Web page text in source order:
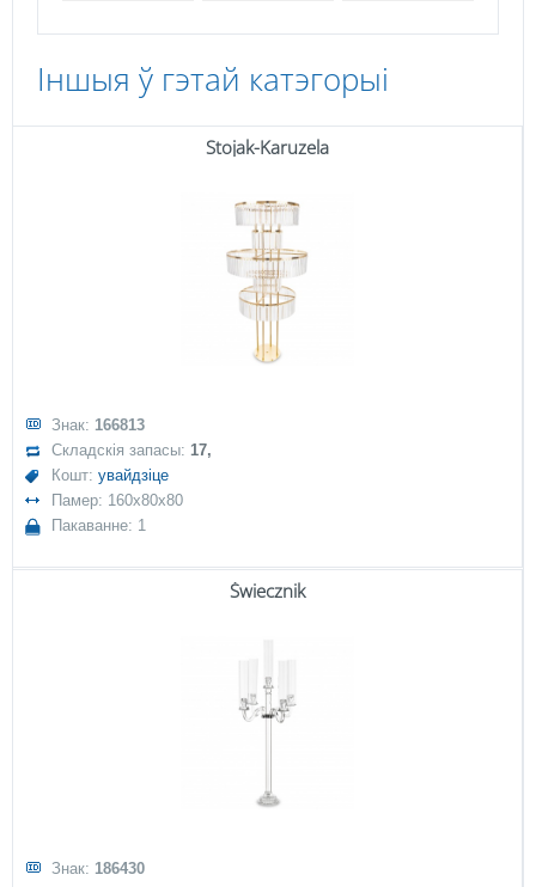
Іншыя ў гэтай катэгорыі
Stojak-Karuzela
Знак: 166813
Складскія запасы: 17,
Кошт:увайдзіце
Памер: 160x80x80
Пакаванне: 1
Świecznik
Знак: 186430